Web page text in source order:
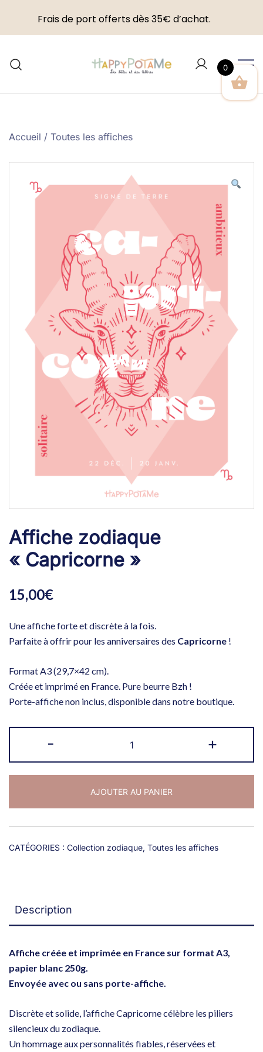
content
Accueil / Toutes les affiches
Affiche zodiaque
« Capricorne »
15,00€
Une affiche forte et discrète à la fois.
Parfaite à offrir pour les anniversaires des Capricorne !
Format A3 (29,7×42 cm).
Créée et imprimé en France. Pure beurre Bzh !
Porte-affiche non inclus, disponible dans notre boutique.
-
de
Affiche
"Capricorne"
+
AJOUTER AU PANIER
CATÉGORIES : Collection zodiaque, Toutes les affiches
Description
Affiche créée et imprimée en France sur format A3,
papier blanc 250g.
Envoyée avec ou sans porte-affiche.
Discrète et solide, l’affiche Capricorne célèbre les piliers
silencieux du zodiaque.
Un hommage aux personnalités fiables, réservées et
Frais de port offerts dès 35€ d’achat.
0